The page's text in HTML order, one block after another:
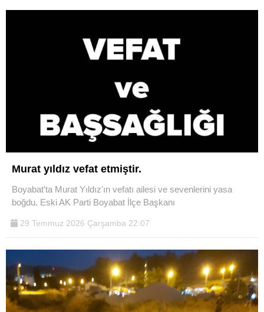
Murat yıldız vefat etmiştir.
Boyabat'ta Murat Yıldız'ın vefatı ailesi ve sevenlerini yasa
boğdu. Eski AK Parti Boyabat İlçe Başkanı
29 Temmuz 2026 Çarşamba 22:07